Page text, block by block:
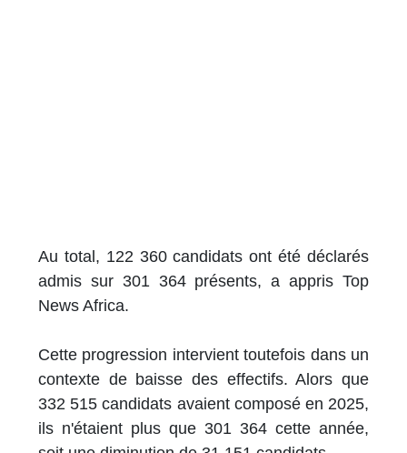
Au total, 122 360 candidats ont été déclarés
admis sur 301 364 présents, a appris Top
News Africa.
Cette progression intervient toutefois dans un
contexte de baisse des effectifs. Alors que
332 515 candidats avaient composé en 2025,
ils n'étaient plus que 301 364 cette année,